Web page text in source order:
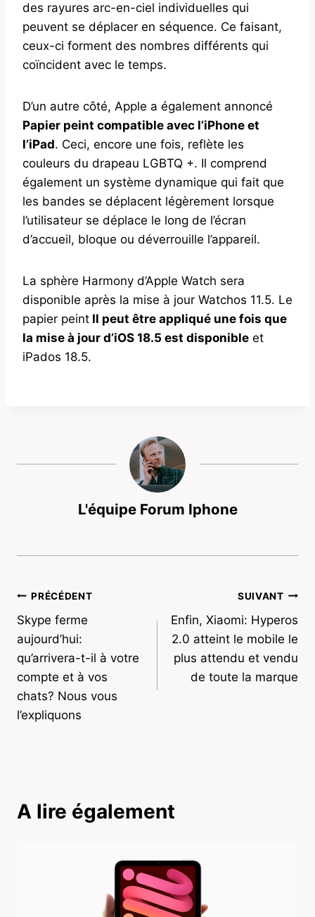
des rayures arc-en-ciel individuelles qui
peuvent se déplacer en séquence. Ce faisant,
ceux-ci forment des nombres différents qui
coïncident avec le temps.
D’un autre côté, Apple a également annoncé
Papier peint compatible avec l’iPhone et
l’iPad. Ceci, encore une fois, reflète les
couleurs du drapeau LGBTQ +. Il comprend
également un système dynamique qui fait que
les bandes se déplacent légèrement lorsque
l’utilisateur se déplace le long de l’écran
d’accueil, bloque ou déverrouille l’appareil.
La sphère Harmony d’Apple Watch sera
disponible après la mise à jour Watchos 11.5. Le
papier peint Il peut être appliqué une fois que
la mise à jour d’iOS 18.5 est disponible et
iPados 18.5.
L'équipe Forum Iphone
Navigation
de
l’article
PRÉCÉDENT
Skype ferme
aujourd’hui:
qu’arrivera-t-il à votre
compte et à vos
chats? Nous vous
l’expliquons
SUIVANT
Enfin, Xiaomi: Hyperos
2.0 atteint le mobile le
plus attendu et vendu
de toute la marque
A lire également